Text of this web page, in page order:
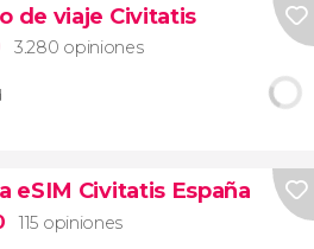
de viaje Civitatis
3.280 opiniones
eSIM Civitatis España
115 opiniones